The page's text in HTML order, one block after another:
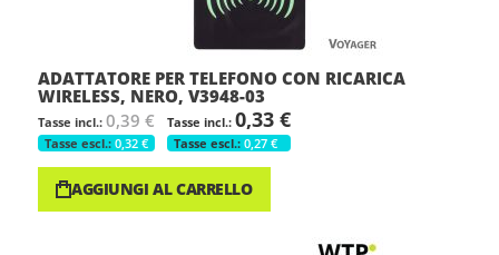
ADATTATORE PER TELEFONO CON RICARICA
WIRELESS, NERO, V3948-03
0,39 €
0,32 €
0,33 €
0,27 €
AGGIUNGI AL CARRELLO